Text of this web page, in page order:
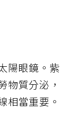
陽眼鏡。紫
物質分泌，
相當重要。